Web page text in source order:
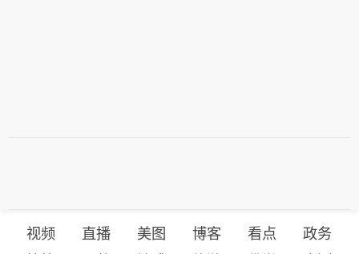
视频 直播 美图 博客 看点
政务